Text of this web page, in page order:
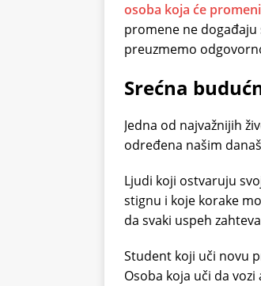
osoba koja će
promene ne
preuzmemo
Srećna
Jedna od najvažnijih
određena našim
Ljudi koji ostvaruju
stignu i koje korake
da svaki uspeh
Student koji uči novu
Osoba koja uči da